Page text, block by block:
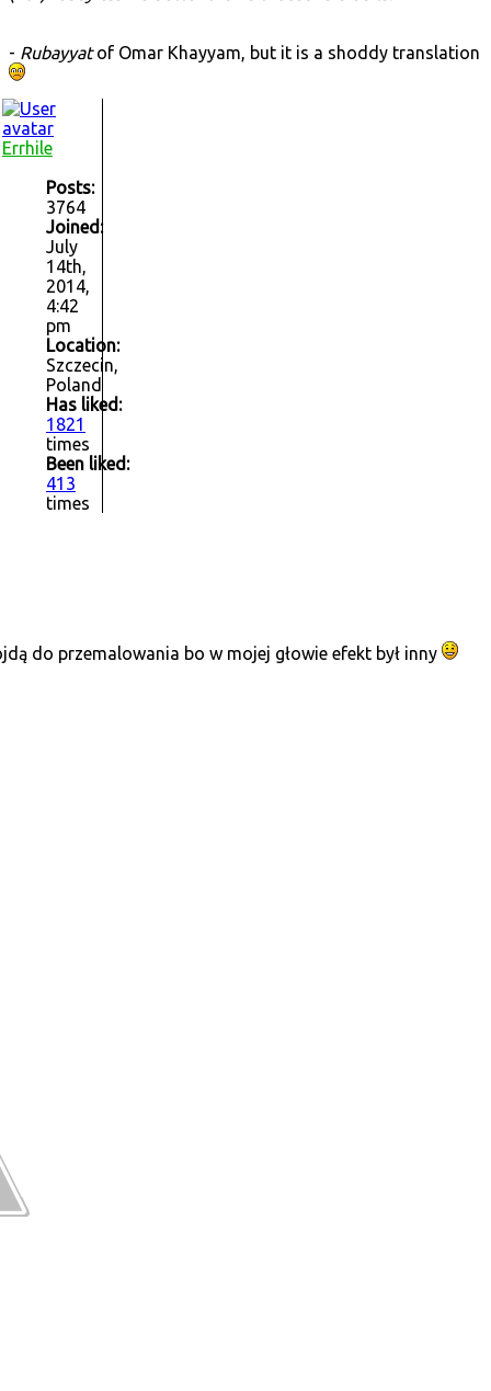
- Rubayyatof Omar Khayyam, but it is a shoddy translation
Errhile
Posts:
3764
Joined:
July
14th,
2014,
4:42
pm
Location:
Szczecin,
Poland
Has liked:
1821
times
Been liked:
413
times
do przemalowania bo w mojej głowie efekt był inny